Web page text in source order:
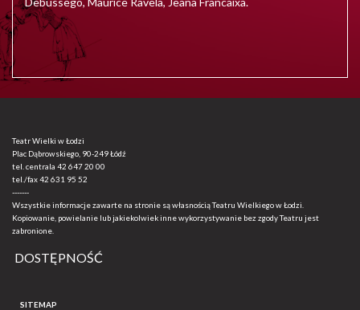
Teatr Wielki w Łodzi
Plac Dąbrowskiego, 90-249 Łódź
tel. centrala 42 647 20 00
tel./fax42 631 95 52
-------
Wszystkie informacje zawarte na stronie są własnością Teatru Wielkiego w Łodzi.
Kopiowanie, powielanie lub jakiekolwiek inne wykorzystywanie bez zgody Teatru jest
zabronione.
DOSTĘPNOŚĆ
SITEMAP